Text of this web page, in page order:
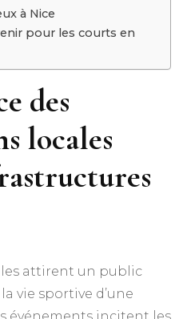
à Nice
pour les courts en
des
locales
attirent un public
vie sportive d’une
événements incitent les